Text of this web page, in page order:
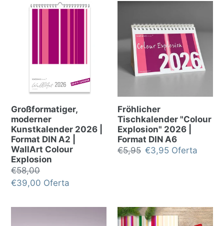
Großformatiger,
moderner
Kunstkalender 2026 |
Format DIN A2 |
WallArt Colour
Explosion
Precio
habitual
€58,00
Precio
oferta
€39,00 Oferta
Fröhlicher
Tischkalender "Colour
Explosion" 2026 |
Format DIN A6
Precio
€5,95 Precio
€3,95 Oferta